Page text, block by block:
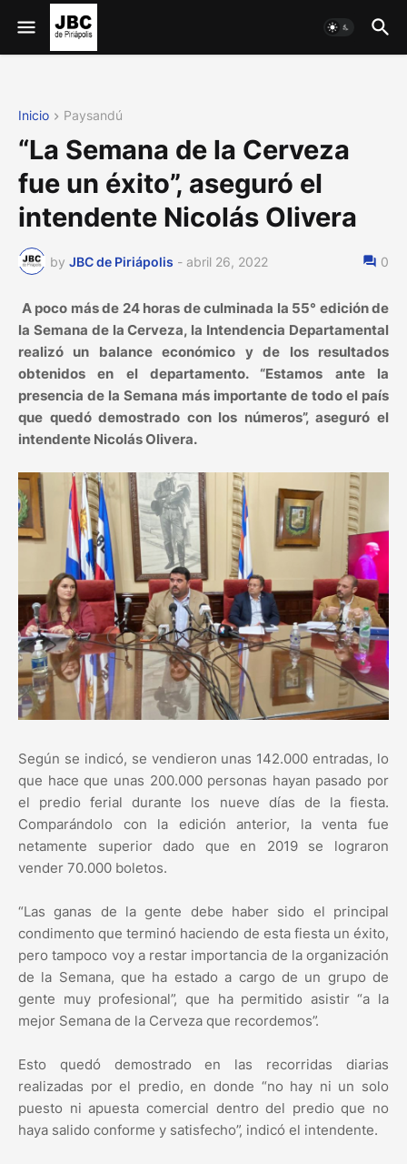
Inicio Paysandú
“La Semana de la Cerveza
fue un éxito”, aseguró el
intendente Nicolás Olivera
by JBC de Piriápolis - abril 26, 2022 0
A poco más de 24 horas de culminada la 55° edición de
la Semana de la Cerveza, la Intendencia Departamental
realizó un balance económico y de los resultados
obtenidos en el departamento. “Estamos ante la
presencia de la Semana más importante de todo el país
que quedó demostrado con los números”, aseguró el
intendente Nicolás Olivera.
Según se indicó, se vendieron unas 142.000 entradas, lo
que hace que unas 200.000 personas hayan pasado por
el predio ferial durante los nueve días de la fiesta.
Comparándolo con la edición anterior, la venta fue
netamente superior dado que en 2019 se lograron
vender 70.000 boletos.
“Las ganas de la gente debe haber sido el principal
condimento que terminó haciendo de esta fiesta un éxito,
pero tampoco voy a restar importancia de la organización
de la Semana, que ha estado a cargo de un grupo de
gente muy profesional”, que ha permitido asistir “a la
mejor Semana de la Cerveza que recordemos”.
Esto quedó demostrado en las recorridas diarias
realizadas por el predio, en donde “no hay ni un solo
puesto ni apuesta comercial dentro del predio que no
haya salido conforme y satisfecho”, indicó el intendente.